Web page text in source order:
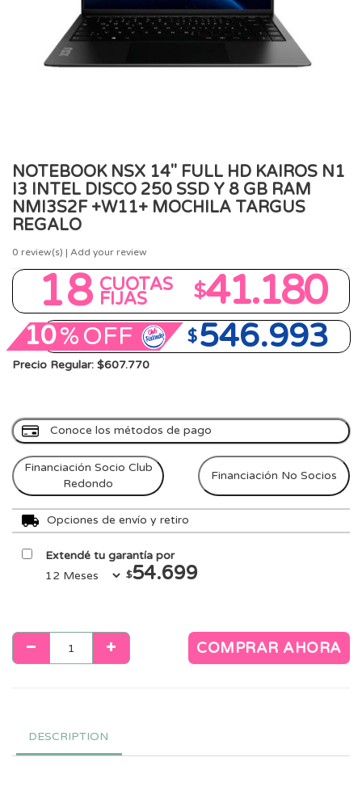
NOTEBOOK NSX 14" FULL HD KAIROS N1
I3 INTEL DISCO 250 SSD Y 8 GB RAM
NMI3S2F +W11+ MOCHILA TARGUS
REGALO
0 review(s) | Add your review
18 CUOTAS
FIJAS $41.180
10%OFF $546.993
Precio Regular: $607.770
Conoce los métodos de pago
Financiación Socio Club
Redondo
Financiación No Socios
Opciones de envío y retiro
Extendé tu garantía por
$54.699
COMPRAR AHORA
DESCRIPTION